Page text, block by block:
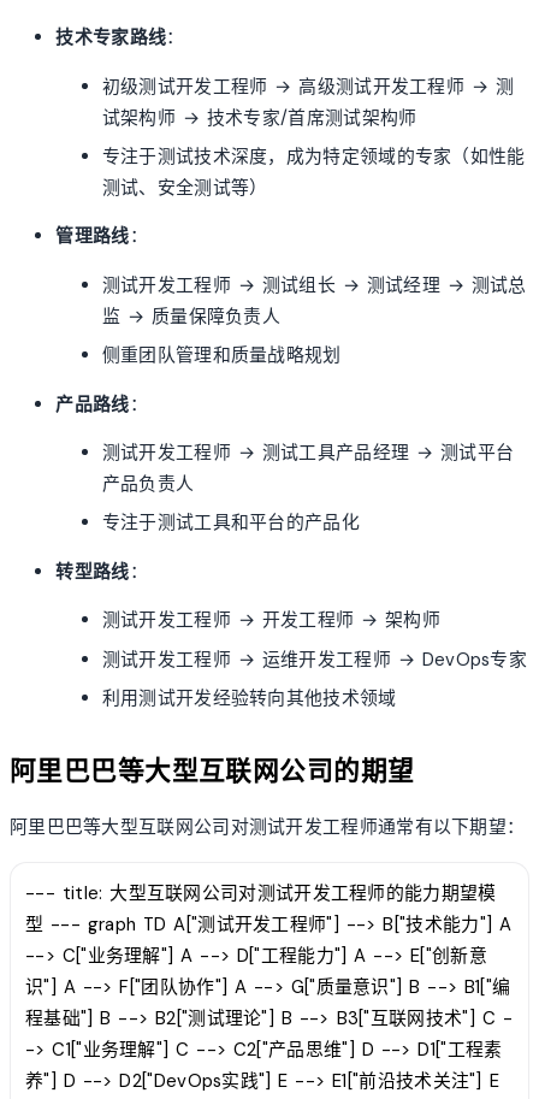
技术专家路线：
初级测试开发工程师 → 高级测试开发工程师 → 测
试架构师 → 技术专家/首席测试架构师
专注于测试技术深度，成为特定领域的专家（如性能
测试、安全测试等）
管理路线：
测试开发工程师 → 测试组长 → 测试经理 → 测试总
监 → 质量保障负责人
侧重团队管理和质量战略规划
产品路线：
测试开发工程师 → 测试工具产品经理 → 测试平台
产品负责人
专注于测试工具和平台的产品化
转型路线：
测试开发工程师 → 开发工程师 → 架构师
测试开发工程师 → 运维开发工程师 → DevOps专家
利用测试开发经验转向其他技术领域
阿里巴巴等大型互联网公司的期望
阿里巴巴等大型互联网公司对测试开发工程师通常有以下期望：
--- title: 大型互联网公司对测试开发工程师的能力期望模
型 --- graph TD A["测试开发工程师"] --> B["技术能力"] A
--> C["业务理解"] A --> D["工程能力"] A --> E["创新意
识"] A --> F["团队协作"] A --> G["质量意识"] B --> B1["编
程基础"] B --> B2["测试理论"] B --> B3["互联网技术"] C -
-> C1["业务理解"] C --> C2["产品思维"] D --> D1["工程素
养"] D --> D2["DevOps实践"] E --> E1["前沿技术关注"] E